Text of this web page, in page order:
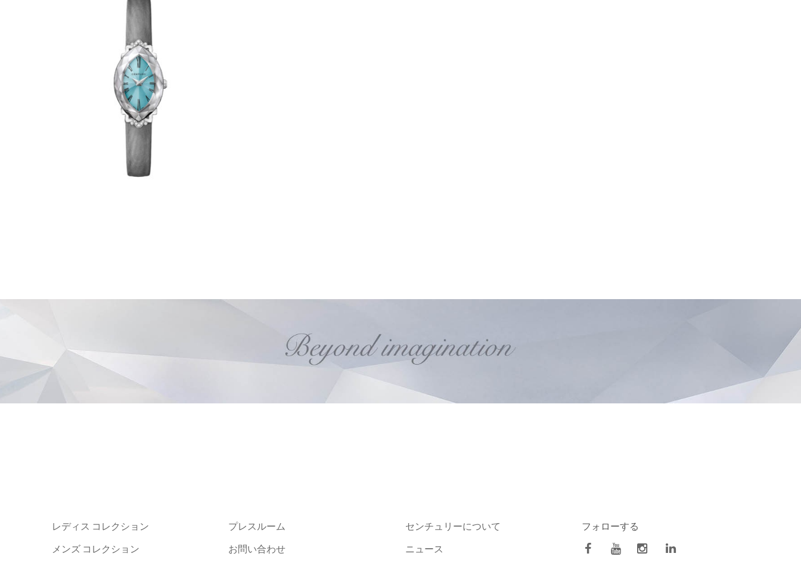
レディス コレクション
メンズ コレクション
プレスルーム
お問い合わせ
センチュリーについて
ニュース
フォローする
facebookYoutubeInstagram